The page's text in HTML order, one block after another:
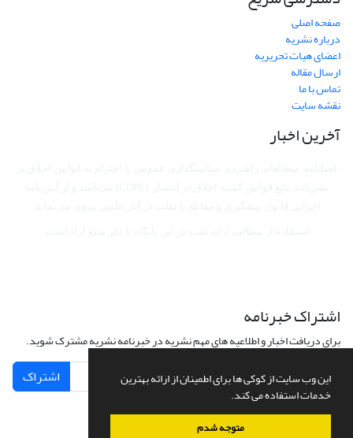
این وب سایت از کوکی ها برای اطمینان از ارائه بهترین
خدمات استفاده می کند.
متوجه شدم
صفحه اصلی
درباره نشریه
اعضای هیات تحریریه
ارسال مقاله
تماس با ما
نقشه سایت
آخرین اخبار
اشتراک خبرنامه
برای دریافت اخبار و اطلاعیه های مهم نشریه در خبرنامه نشریه مشترک شوید.
اشتراک